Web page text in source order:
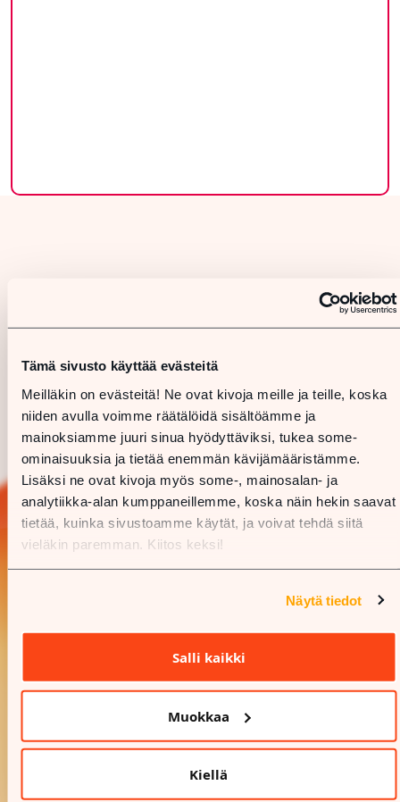
Tämä sivusto käyttää evästeitä
Meilläkin on evästeitä! Ne ovat kivoja meille ja teille, koska
niiden avulla voimme räätälöidä sisältöämme ja
mainoksiamme juuri sinua hyödyttäviksi, tukea some-
ominaisuuksia ja tietää enemmän kävijämääristämme.
Lisäksi ne ovat kivoja myös some-, mainosalan- ja
analytiikka-alan kumppaneillemme, koska näin hekin saavat
tietää, kuinka sivustoamme käytät, ja voivat tehdä siitä
vieläkin paremman. Kiitos keksi!
Näytä tiedot
Salli kaikki
Muokkaa
Kiellä